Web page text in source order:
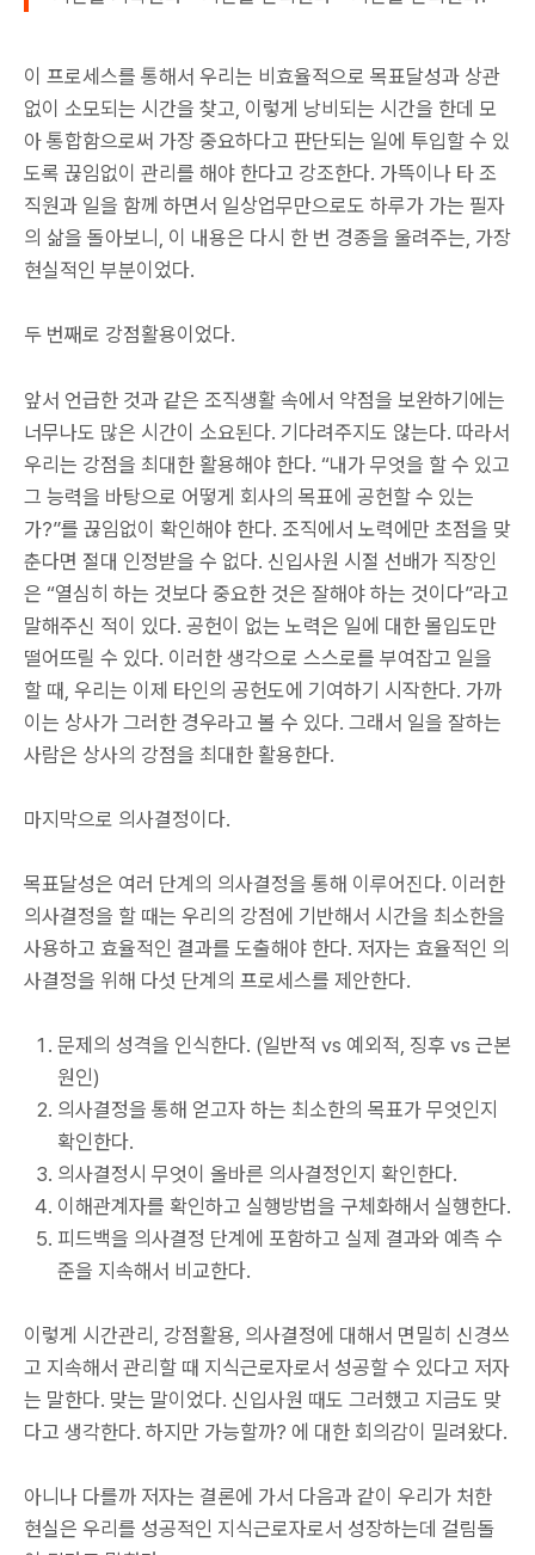
이 프로세스를 통해서 우리는 비효율적으로 목표달성과 상관
없이 소모되는 시간을 찾고, 이렇게 낭비되는 시간을 한데 모
아 통합함으로써 가장 중요하다고 판단되는 일에 투입할 수 있
도록 끊임없이 관리를 해야 한다고 강조한다. 가뜩이나 타 조
직원과 일을 함께 하면서 일상업무만으로도 하루가 가는 필자
의 삶을 돌아보니, 이 내용은 다시 한 번 경종을 울려주는, 가장
현실적인 부분이었다.
두 번째로 강점활용이었다.
앞서 언급한 것과 같은 조직생활 속에서 약점을 보완하기에는
너무나도 많은 시간이 소요된다. 기다려주지도 않는다. 따라서
우리는 강점을 최대한 활용해야 한다. “내가 무엇을 할 수 있고
그 능력을 바탕으로 어떻게 회사의 목표에 공헌할 수 있는
가?”를 끊임없이 확인해야 한다. 조직에서 노력에만 초점을 맞
춘다면 절대 인정받을 수 없다. 신입사원 시절 선배가 직장인
은 “열심히 하는 것보다 중요한 것은 잘해야 하는 것이다”라고
말해주신 적이 있다. 공헌이 없는 노력은 일에 대한 몰입도만
떨어뜨릴 수 있다. 이러한 생각으로 스스로를 부여잡고 일을
할 때, 우리는 이제 타인의 공헌도에 기여하기 시작한다. 가까
이는 상사가 그러한 경우라고 볼 수 있다. 그래서 일을 잘하는
사람은 상사의 강점을 최대한 활용한다.
마지막으로 의사결정이다.
목표달성은 여러 단계의 의사결정을 통해 이루어진다. 이러한
의사결정을 할 때는 우리의 강점에 기반해서 시간을 최소한을
사용하고 효율적인 결과를 도출해야 한다. 저자는 효율적인 의
사결정을 위해 다섯 단계의 프로세스를 제안한다.
문제의 성격을 인식한다. (일반적 vs 예외적, 징후 vs 근본
원인)
의사결정을 통해 얻고자 하는 최소한의 목표가 무엇인지
확인한다.
의사결정시 무엇이 올바른 의사결정인지 확인한다.
이해관계자를 확인하고 실행방법을 구체화해서 실행한다.
피드백을 의사결정 단계에 포함하고 실제 결과와 예측 수
준을 지속해서 비교한다.
이렇게 시간관리, 강점활용, 의사결정에 대해서 면밀히 신경쓰
고 지속해서 관리할 때 지식근로자로서 성공할 수 있다고 저자
는 말한다. 맞는 말이었다. 신입사원 때도 그러했고 지금도 맞
다고 생각한다. 하지만 가능할까? 에 대한 회의감이 밀려왔다.
아니나 다를까 저자는 결론에 가서 다음과 같이 우리가 처한
현실은 우리를 성공적인 지식근로자로서 성장하는데 걸림돌